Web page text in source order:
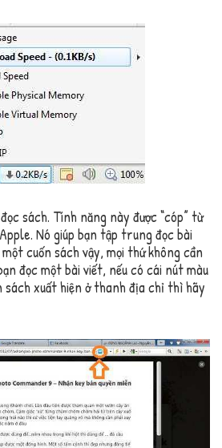
sách. Tính năng này được “cóp” từ
Nó giúp bạn tập trung đọc bài
cuốn sách vậy, mọi thứ không cần
đọc một bài viết, nếu có cái nút màu
sách xuất hiện ở thanh địa chỉ thì hãy